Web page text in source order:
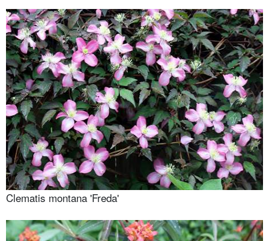
Clematis montana 'Freda'